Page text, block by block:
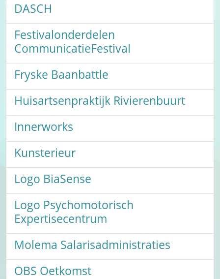
DASCH
Festivalonderdelen
CommunicatieFestival
Fryske Baanbattle
Huisartsenpraktijk Rivierenbuurt
Innerworks
Kunsterieur
Logo BiaSense
Logo Psychomotorisch
Expertisecentrum
Molema Salarisadministraties
OBS Oetkomst